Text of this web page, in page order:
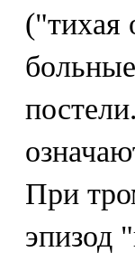
При
эпизод